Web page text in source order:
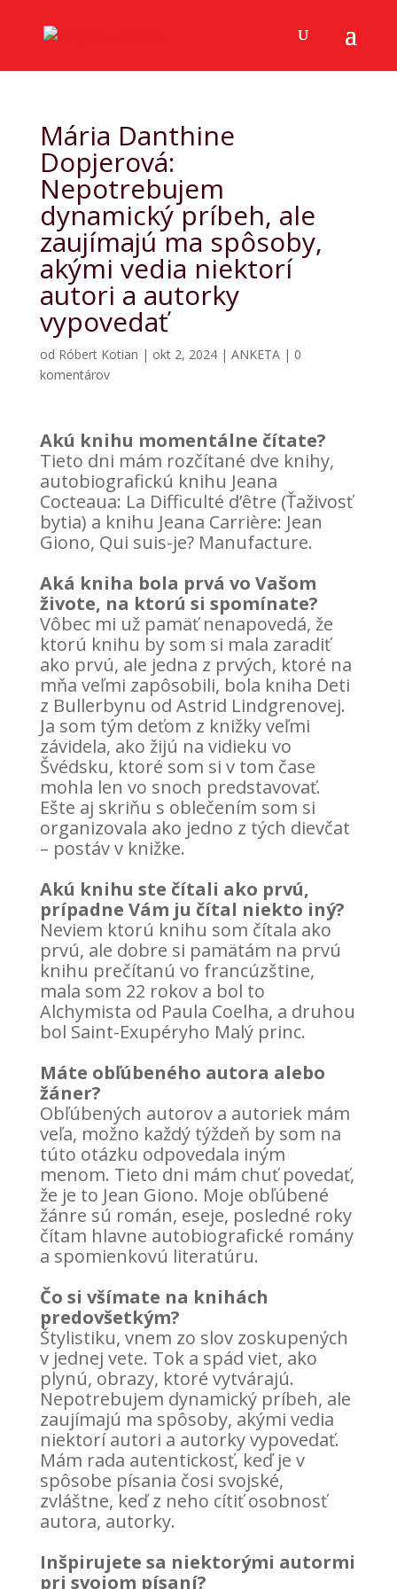
Mária Danthine
Dopjerová:
Nepotrebujem
dynamický príbeh, ale
zaujímajú ma spôsoby,
akými vedia niektorí
autori a autorky
vypovedať
od Róbert Kotian | okt 2, 2024| ANKETA| 0
komentárov
Akú knihu momentálne čítate?
Tieto dni mám rozčítané dve knihy,
autobiografickú knihu Jeana
Cocteaua: La Difficulté d’être (Ťaživosť
bytia) a knihu Jeana Carrière: Jean
Giono, Qui suis-je? Manufacture.
Aká kniha bola prvá vo Vašom
živote, na ktorú si spomínate?
Vôbec mi už pamäť nenapovedá, že
ktorú knihu by som si mala zaradiť
ako prvú, ale jedna z prvých, ktoré na
mňa veľmi zapôsobili, bola kniha Deti
z Bullerbynu od Astrid Lindgrenovej.
Ja som tým deťom z knižky veľmi
závidela, ako žijú na vidieku vo
Švédsku, ktoré som si v tom čase
mohla len vo snoch predstavovať.
Ešte aj skriňu s oblečením som si
organizovala ako jedno z tých dievčat
– postáv v knižke.
Akú knihu ste čítali ako prvú,
prípadne Vám ju čítal niekto iný?
Neviem ktorú knihu som čítala ako
prvú, ale dobre si pamätám na prvú
knihu prečítanú vo francúzštine,
mala som 22 rokov a bol to
Alchymista od Paula Coelha, a druhou
bol Saint-Exupéryho Malý princ.
Máte obľúbeného autora alebo
žáner?
Obľúbených autorov a autoriek mám
veľa, možno každý týždeň by som na
túto otázku odpovedala iným
menom. Tieto dni mám chuť povedať,
že je to Jean Giono. Moje obľúbené
žánre sú román, eseje, posledné roky
čítam hlavne autobiografické romány
a spomienkovú literatúru.
Čo si všímate na knihách
predovšetkým?
Štylistiku, vnem zo slov zoskupených
v jednej vete. Tok a spád viet, ako
plynú, obrazy, ktoré vytvárajú.
Nepotrebujem dynamický príbeh, ale
zaujímajú ma spôsoby, akými vedia
niektorí autori a autorky vypovedať.
Mám rada autentickosť, keď je v
spôsobe písania čosi svojské,
zvláštne, keď z neho cítiť osobnosť
autora, autorky.
Inšpirujete sa niektorými autormi
pri svojom písaní?